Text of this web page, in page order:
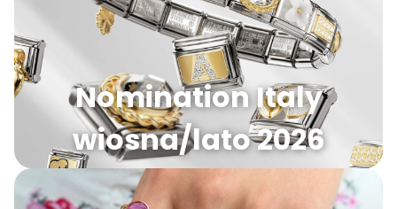
Nomination Italy
wiosna/lato 2026